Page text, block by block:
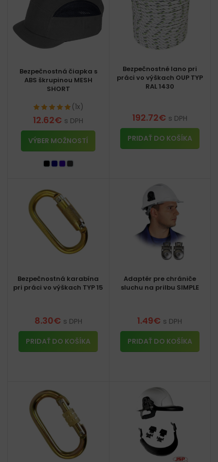
Bezpečnostná čiapka s
ABS škrupinou MESH
SHORT
(1x)
12.62€ s DPH
VÝBER MOŽNOSTÍ
Bezpečnostné lano pri
práci vo výškach OUP TYP
RAL 1430
192.72€ s DPH
PRIDAŤ DO KOŠÍKA
Bezpečnostná karabína
pri práci vo výškach TYP 15
8.30€ s DPH
PRIDAŤ DO KOŠÍKA
Adaptér pre chrániče
sluchu na prilbu SIMPLE
1.49€ s DPH
PRIDAŤ DO KOŠÍKA